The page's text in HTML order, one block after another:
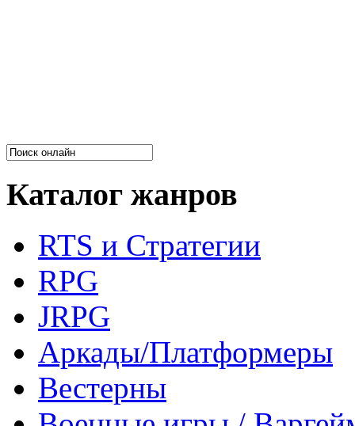
Каталог жанров
RTS и Стратегии
RPG
JRPG
Аркады/Платформеры
Вестерны